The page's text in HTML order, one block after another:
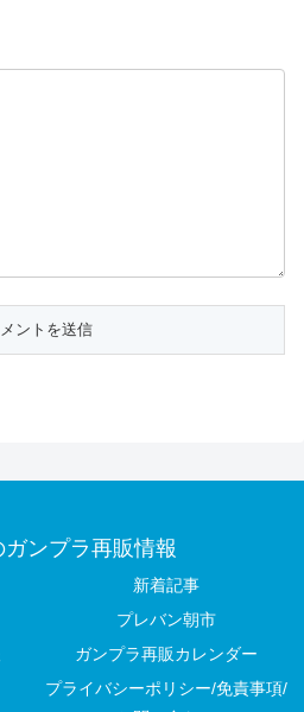
ガンプラ再販情報
新着記事
プレバン朝市
ガンプラ再販カレンダー
プライバシーポリシー/免責事項/